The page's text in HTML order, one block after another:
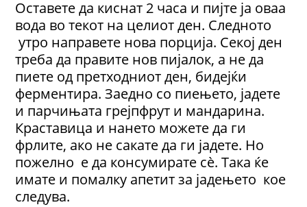
Оставете да киснат 2 часа и пијте ја оваа
вода во текот на целиот ден. Следното
утро направете нова порција. Секој ден
треба да правите нов пијалок, а не да
пиете од претходниот ден, бидејќи
ферментира. Заедно со пиењето, јадете
и парчињата грејпфрут и мандарина.
Краставица и нането можете да ги
фрлите, ако не сакате да ги јадете. Но
пожелно е да консумирате сè. Така ќе
имате и помалку апетит за јадењето кое
следува.